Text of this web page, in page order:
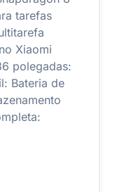
tarefas
Xiaomi
polegadas:
Bateria de